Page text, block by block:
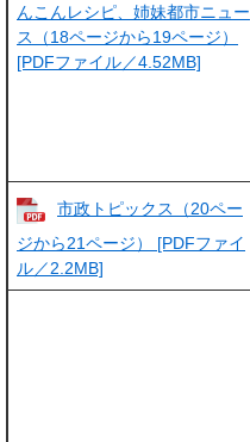
んこんレシピ、姉妹都市ニュー
ス（18ページから19ページ）
[PDFファイル／4.52MB]
市政トピックス（20ペー
ジから21ページ） [PDFファイ
ル／2.2MB]